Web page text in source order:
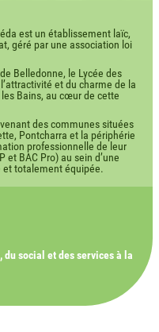
est un établissement laïc,
géré par une association loi
Belledonne, le Lycée des
et du charme de la
Bains, au cœur de cette
des communes situées
Pontcharra et la périphérie
professionnelle de leur
et BAC Pro) au sein d’une
totalement équipée.
du social et des services à la